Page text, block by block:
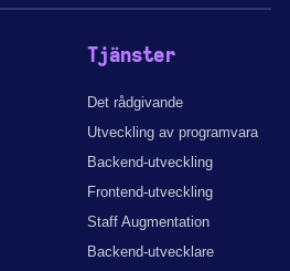
Tjänster
Det rådgivande
Utveckling av programvara
Backend-utveckling
Frontend-utveckling
Staff Augmentation
Backend-utvecklare